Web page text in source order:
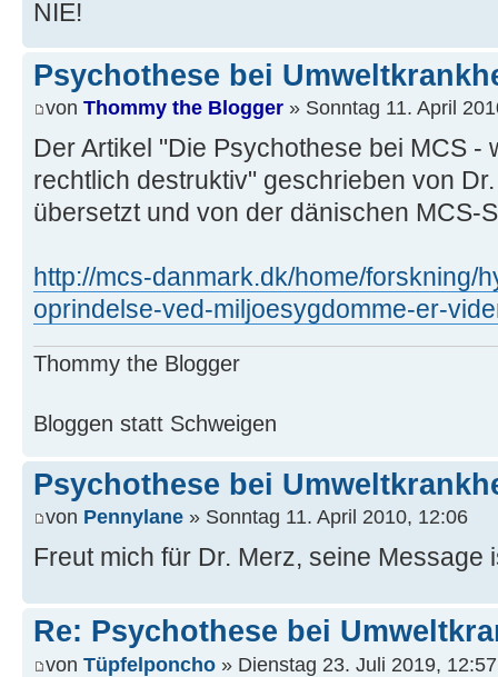
NIE!
Psychothese bei
von Thommy the Blogger » Sonntag 11. April
Der Artikel "Die Psychothese bei MCS -
rechtlich destruktiv" geschrieben von
übersetzt und von der dänischen MCS-
http://mcs-danmark.dk/home/forskning/
oprindelse-ved-miljoesygdomme-er-
Thommy the Blogger
Bloggen statt Schweigen
Psychothese bei
von Pennylane » Sonntag 11. April 2010, 12:06
Freut mich für Dr. Merz, seine Message
Re: Psychothese bei
von Tüpfelponcho » Dienstag 23. Juli 2019, 12:57